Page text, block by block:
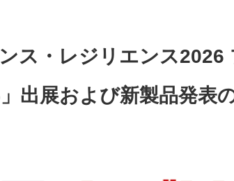
ス・レジリエンス
出展および新製品発表